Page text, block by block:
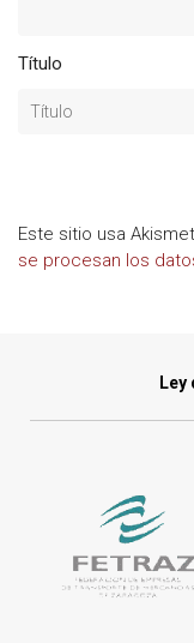
Título
Este sitio usa
se procesan los